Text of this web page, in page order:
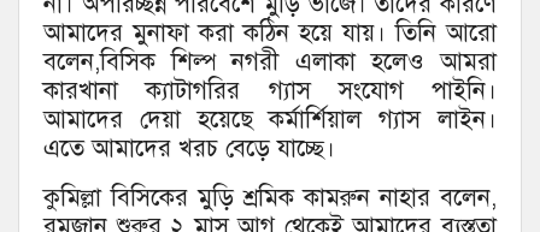
আমাদের মুনাফা করা কঠিন হয়ে যায়। তিনি আরো
বলেন,বিসিক শিল্প নগরী এলাকা হলেও আমরা
কারখানা ক্যাটাগরির গ্যাস সংযোগ পাইনি।
আমাদের দেয়া হয়েছে কর্মার্শিয়াল গ্যাস লাইন।
এতে আমাদের খরচ বেড়ে যাচ্ছে।
কুমিল্লা বিসিকের মুড়ি শ্রমিক কামরুন নাহার বলেন,